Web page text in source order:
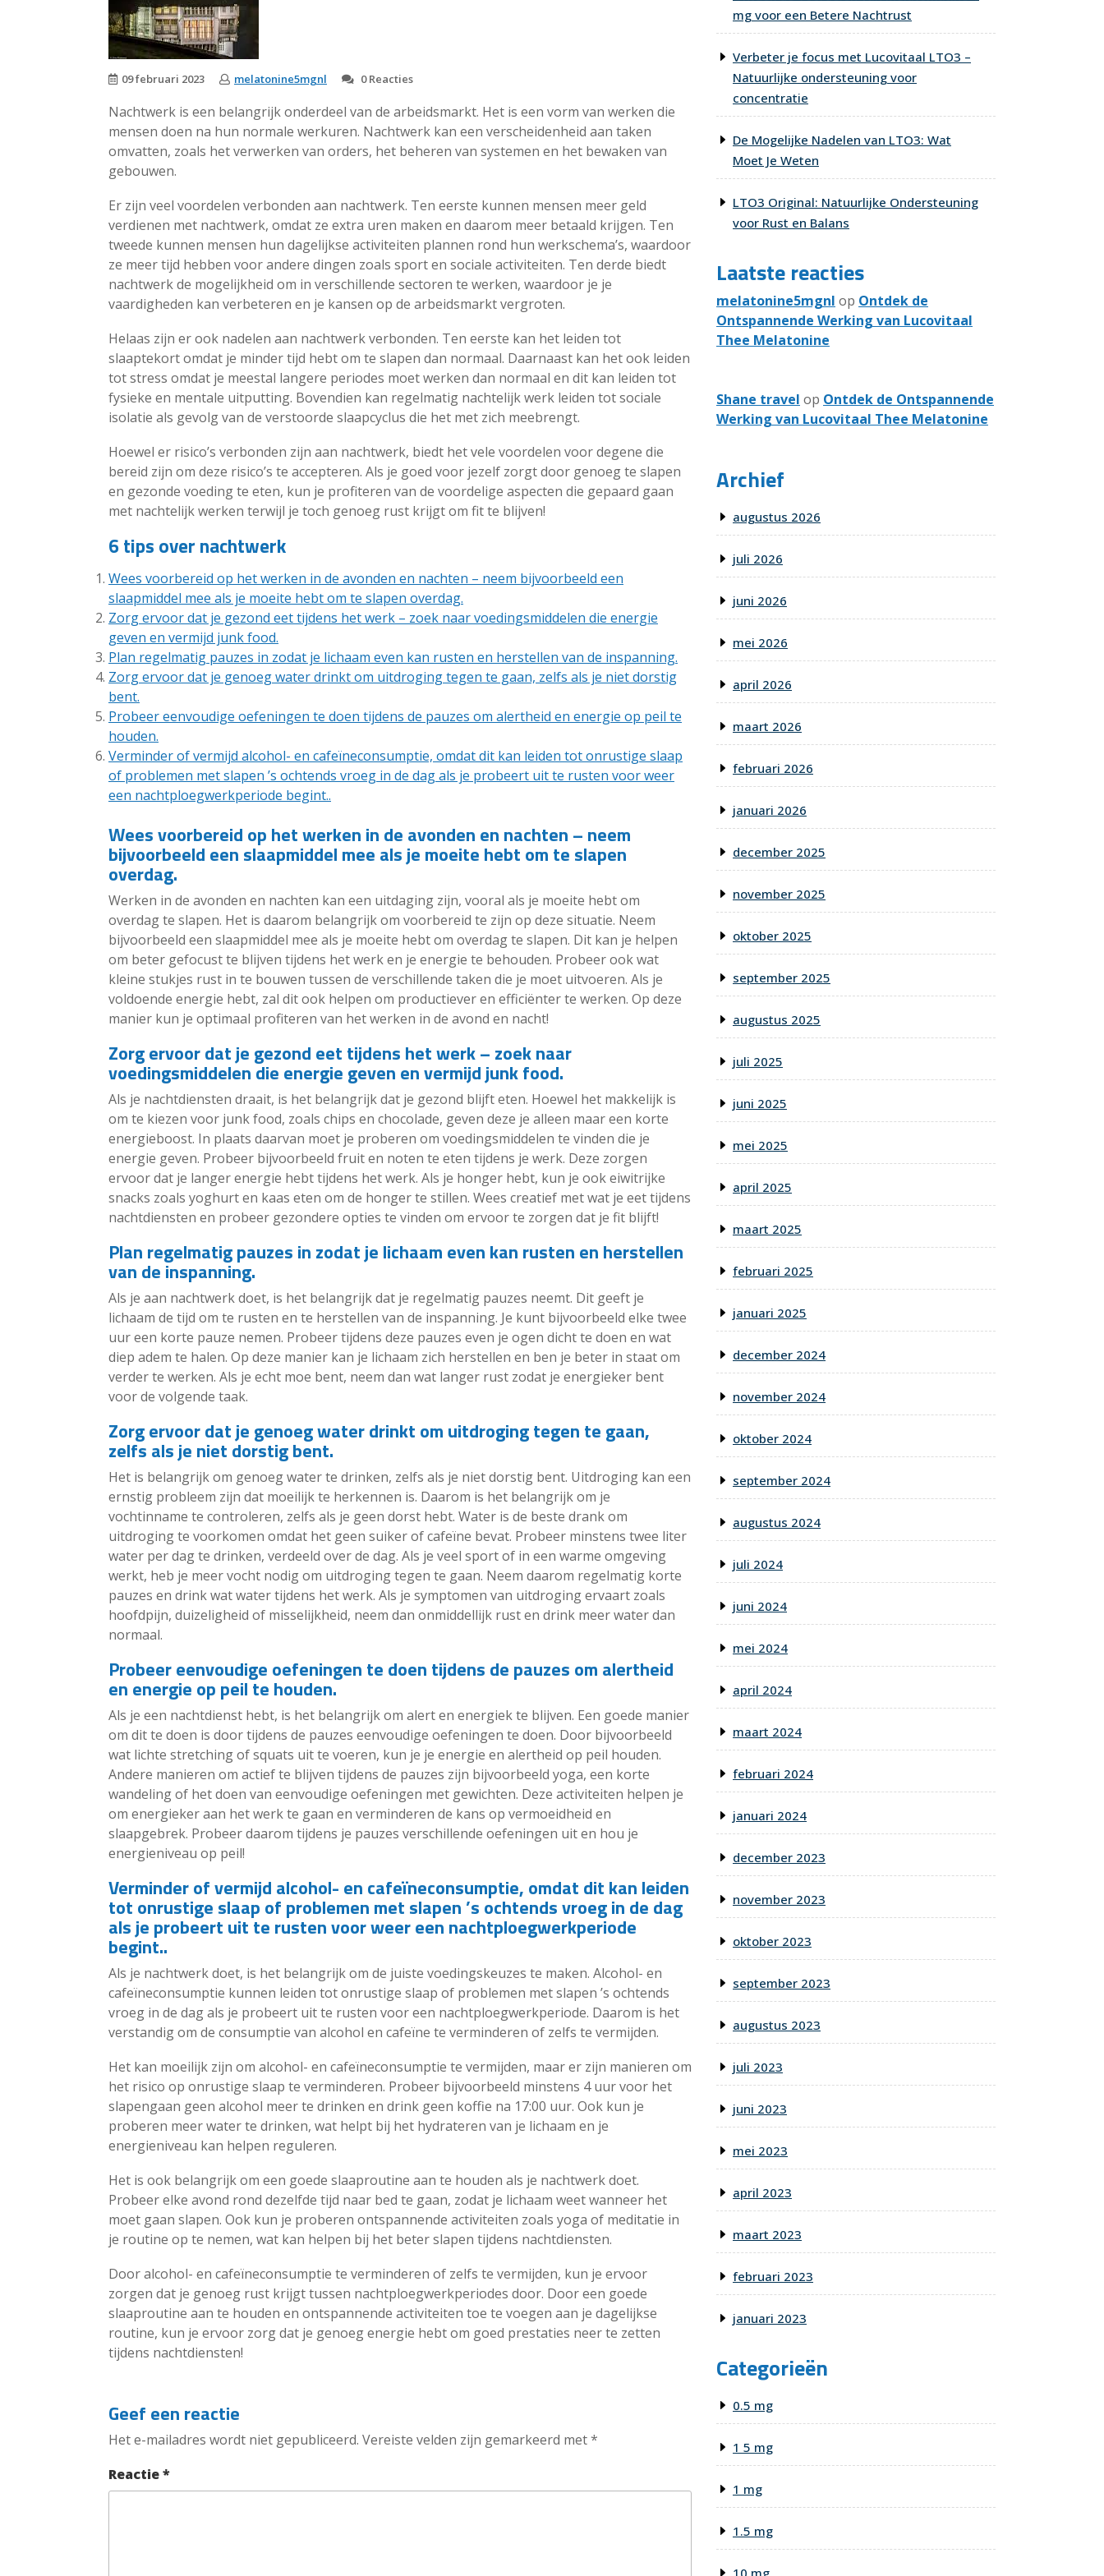
09 februari 2023 melatonine5mgnl 0 Reacties
Nachtwerk is een belangrijk onderdeel van de arbeidsmarkt. Het is een vorm van werken die
mensen doen na hun normale werkuren. Nachtwerk kan een verscheidenheid aan taken
omvatten, zoals het verwerken van orders, het beheren van systemen en het bewaken van
gebouwen.
Er zijn veel voordelen verbonden aan nachtwerk. Ten eerste kunnen mensen meer geld
verdienen met nachtwerk, omdat ze extra uren maken en daarom meer betaald krijgen. Ten
tweede kunnen mensen hun dagelijkse activiteiten plannen rond hun werkschema’s, waardoor
ze meer tijd hebben voor andere dingen zoals sport en sociale activiteiten. Ten derde biedt
nachtwerk de mogelijkheid om in verschillende sectoren te werken, waardoor je je
vaardigheden kan verbeteren en je kansen op de arbeidsmarkt vergroten.
Helaas zijn er ook nadelen aan nachtwerk verbonden. Ten eerste kan het leiden tot
slaaptekort omdat je minder tijd hebt om te slapen dan normaal. Daarnaast kan het ook leiden
tot stress omdat je meestal langere periodes moet werken dan normaal en dit kan leiden tot
fysieke en mentale uitputting. Bovendien kan regelmatig nachtelijk werk leiden tot sociale
isolatie als gevolg van de verstoorde slaapcyclus die het met zich meebrengt.
Hoewel er risico’s verbonden zijn aan nachtwerk, biedt het vele voordelen voor degene die
bereid zijn om deze risico’s te accepteren. Als je goed voor jezelf zorgt door genoeg te slapen
en gezonde voeding te eten, kun je profiteren van de voordelige aspecten die gepaard gaan
met nachtelijk werken terwijl je toch genoeg rust krijgt om fit te blijven!
6 tips over nachtwerk
Wees voorbereid op het werken in de avonden en nachten – neem bijvoorbeeld een
slaapmiddel mee als je moeite hebt om te slapen overdag.
Zorg ervoor dat je gezond eet tijdens het werk – zoek naar voedingsmiddelen die energie
geven en vermijd junk food.
Plan regelmatig pauzes in zodat je lichaam even kan rusten en herstellen van de inspanning.
Zorg ervoor dat je genoeg water drinkt om uitdroging tegen te gaan, zelfs als je niet dorstig
bent.
Probeer eenvoudige oefeningen te doen tijdens de pauzes om alertheid en energie op peil te
houden.
Verminder of vermijd alcohol- en cafeïneconsumptie, omdat dit kan leiden tot onrustige slaap
of problemen met slapen ’s ochtends vroeg in de dag als je probeert uit te rusten voor weer
een nachtploegwerkperiode begint..
Wees voorbereid op het werken in de avonden en nachten – neem
bijvoorbeeld een slaapmiddel mee als je moeite hebt om te slapen
overdag.
Werken in de avonden en nachten kan een uitdaging zijn, vooral als je moeite hebt om
overdag te slapen. Het is daarom belangrijk om voorbereid te zijn op deze situatie. Neem
bijvoorbeeld een slaapmiddel mee als je moeite hebt om overdag te slapen. Dit kan je helpen
om beter gefocust te blijven tijdens het werk en je energie te behouden. Probeer ook wat
kleine stukjes rust in te bouwen tussen de verschillende taken die je moet uitvoeren. Als je
voldoende energie hebt, zal dit ook helpen om productiever en efficiënter te werken. Op deze
manier kun je optimaal profiteren van het werken in de avond en nacht!
Zorg ervoor dat je gezond eet tijdens het werk – zoek naar
voedingsmiddelen die energie geven en vermijd junk food.
Als je nachtdiensten draait, is het belangrijk dat je gezond blijft eten. Hoewel het makkelijk is
om te kiezen voor junk food, zoals chips en chocolade, geven deze je alleen maar een korte
energieboost. In plaats daarvan moet je proberen om voedingsmiddelen te vinden die je
energie geven. Probeer bijvoorbeeld fruit en noten te eten tijdens je werk. Deze zorgen
ervoor dat je langer energie hebt tijdens het werk. Als je honger hebt, kun je ook eiwitrijke
snacks zoals yoghurt en kaas eten om de honger te stillen. Wees creatief met wat je eet tijdens
nachtdiensten en probeer gezondere opties te vinden om ervoor te zorgen dat je fit blijft!
Plan regelmatig pauzes in zodat je lichaam even kan rusten en herstellen
van de inspanning.
Als je aan nachtwerk doet, is het belangrijk dat je regelmatig pauzes neemt. Dit geeft je
lichaam de tijd om te rusten en te herstellen van de inspanning. Je kunt bijvoorbeeld elke twee
uur een korte pauze nemen. Probeer tijdens deze pauzes even je ogen dicht te doen en wat
diep adem te halen. Op deze manier kan je lichaam zich herstellen en ben je beter in staat om
verder te werken. Als je echt moe bent, neem dan wat langer rust zodat je energieker bent
voor de volgende taak.
Zorg ervoor dat je genoeg water drinkt om uitdroging tegen te gaan,
zelfs als je niet dorstig bent.
Het is belangrijk om genoeg water te drinken, zelfs als je niet dorstig bent. Uitdroging kan een
ernstig probleem zijn dat moeilijk te herkennen is. Daarom is het belangrijk om je
vochtinname te controleren, zelfs als je geen dorst hebt. Water is de beste drank om
uitdroging te voorkomen omdat het geen suiker of cafeïne bevat. Probeer minstens twee liter
water per dag te drinken, verdeeld over de dag. Als je veel sport of in een warme omgeving
werkt, heb je meer vocht nodig om uitdroging tegen te gaan. Neem daarom regelmatig korte
pauzes en drink wat water tijdens het werk. Als je symptomen van uitdroging ervaart zoals
hoofdpijn, duizeligheid of misselijkheid, neem dan onmiddellijk rust en drink meer water dan
normaal.
Probeer eenvoudige oefeningen te doen tijdens de pauzes om alertheid
en energie op peil te houden.
Als je een nachtdienst hebt, is het belangrijk om alert en energiek te blijven. Een goede manier
om dit te doen is door tijdens de pauzes eenvoudige oefeningen te doen. Door bijvoorbeeld
wat lichte stretching of squats uit te voeren, kun je je energie en alertheid op peil houden.
Andere manieren om actief te blijven tijdens de pauzes zijn bijvoorbeeld yoga, een korte
wandeling of het doen van eenvoudige oefeningen met gewichten. Deze activiteiten helpen je
om energieker aan het werk te gaan en verminderen de kans op vermoeidheid en
slaapgebrek. Probeer daarom tijdens je pauzes verschillende oefeningen uit en hou je
energieniveau op peil!
Verminder of vermijd alcohol- en cafeïneconsumptie, omdat dit kan leiden
tot onrustige slaap of problemen met slapen ’s ochtends vroeg in de dag
als je probeert uit te rusten voor weer een nachtploegwerkperiode
begint..
Als je nachtwerk doet, is het belangrijk om de juiste voedingskeuzes te maken. Alcohol- en
cafeïneconsumptie kunnen leiden tot onrustige slaap of problemen met slapen ’s ochtends
vroeg in de dag als je probeert uit te rusten voor een nachtploegwerkperiode. Daarom is het
verstandig om de consumptie van alcohol en cafeïne te verminderen of zelfs te vermijden.
Het kan moeilijk zijn om alcohol- en cafeïneconsumptie te vermijden, maar er zijn manieren om
het risico op onrustige slaap te verminderen. Probeer bijvoorbeeld minstens 4 uur voor het
slapengaan geen alcohol meer te drinken en drink geen koffie na 17:00 uur. Ook kun je
proberen meer water te drinken, wat helpt bij het hydrateren van je lichaam en je
energieniveau kan helpen reguleren.
Het is ook belangrijk om een goede slaaproutine aan te houden als je nachtwerk doet.
Probeer elke avond rond dezelfde tijd naar bed te gaan, zodat je lichaam weet wanneer het
moet gaan slapen. Ook kun je proberen ontspannende activiteiten zoals yoga of meditatie in
je routine op te nemen, wat kan helpen bij het beter slapen tijdens nachtdiensten.
Door alcohol- en cafeïneconsumptie te verminderen of zelfs te vermijden, kun je ervoor
zorgen dat je genoeg rust krijgt tussen nachtploegwerkperiodes door. Door een goede
slaaproutine aan te houden en ontspannende activiteiten toe te voegen aan je dagelijkse
routine, kun je ervoor zorg dat je genoeg energie hebt om goed prestaties neer te zetten
tijdens nachtdiensten!
Geef een reactie
Het e-mailadres wordt niet gepubliceerd. Vereiste velden zijn gemarkeerd met*
Reactie*
mg voor een Betere Nachtrust
Verbeter je focus met Lucovitaal LTO3 –
Natuurlijke ondersteuning voor
concentratie
De Mogelijke Nadelen van LTO3: Wat
Moet Je Weten
LTO3 Original: Natuurlijke Ondersteuning
voor Rust en Balans
Laatste reacties
melatonine5mgnl op Ontdek de
Ontspannende Werking van Lucovitaal
Thee Melatonine
Shane travel op Ontdek de Ontspannende
Werking van Lucovitaal Thee Melatonine
Archief
augustus 2026
juli 2026
juni 2026
mei 2026
april 2026
maart 2026
februari 2026
januari 2026
december 2025
november 2025
oktober 2025
september 2025
augustus 2025
juli 2025
juni 2025
mei 2025
april 2025
maart 2025
februari 2025
januari 2025
december 2024
november 2024
oktober 2024
september 2024
augustus 2024
juli 2024
juni 2024
mei 2024
april 2024
maart 2024
februari 2024
januari 2024
december 2023
november 2023
oktober 2023
september 2023
augustus 2023
juli 2023
juni 2023
mei 2023
april 2023
maart 2023
februari 2023
januari 2023
Categorieën
0.5 mg
1 5 mg
1 mg
1.5 mg
10 mg